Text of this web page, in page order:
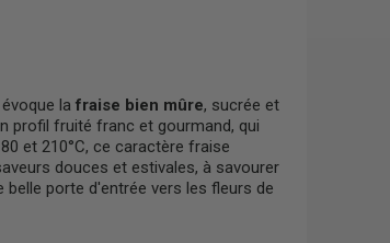
lafraise bien mûre, sucrée et
profil fruité franc et gourmand, qui
et 210°C, ce caractère fraise
douces et estivales, à savourer
porte d'entrée vers les fleurs de